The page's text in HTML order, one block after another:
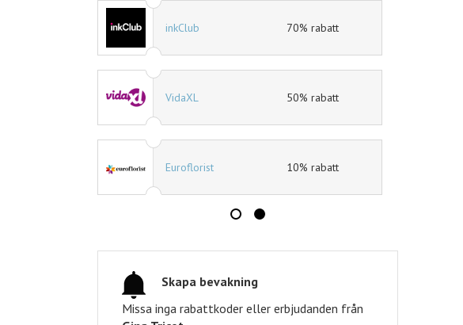
Mat.se 30% rabatt
Jotex 40% rabatt
Expedia 10% rabatt
Tidningskungen rabatt